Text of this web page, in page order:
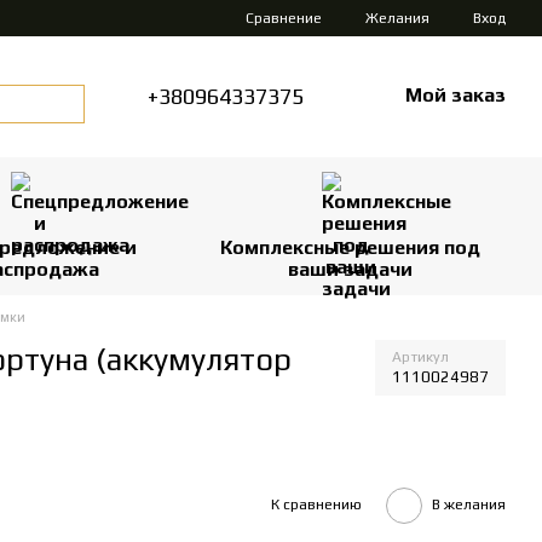
Сравнение Желания Вход
+380964337375 Мой заказ
и
Комплексные решения под
ваши задачи
(аккумулятор Артикул
1110024987
К сравнению В желания